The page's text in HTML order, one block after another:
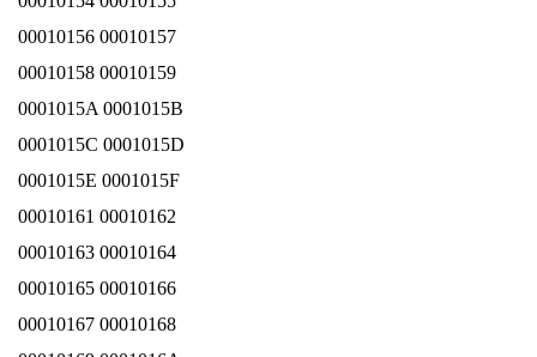
00010156 00010157
00010158 00010159
0001015A 0001015B
0001015C 0001015D
0001015E 0001015F
00010161 00010162
00010163 00010164
00010165 00010166
00010167 00010168